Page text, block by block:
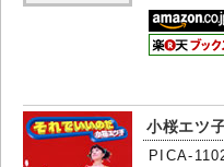
小桜エツ
PICA-